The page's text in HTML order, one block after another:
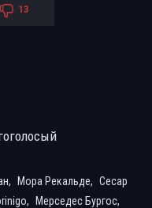
13
Мора Рекальде, Сесар
Мерседес Бургос,